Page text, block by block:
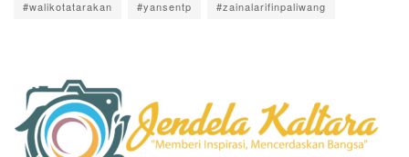
#walikotatarakan #yansentp #zainalarifinpaliwang